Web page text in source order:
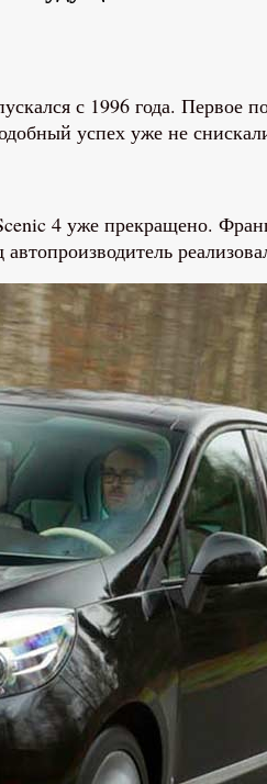
с 1996 года. Первое
успех уже не
4 уже прекращено.